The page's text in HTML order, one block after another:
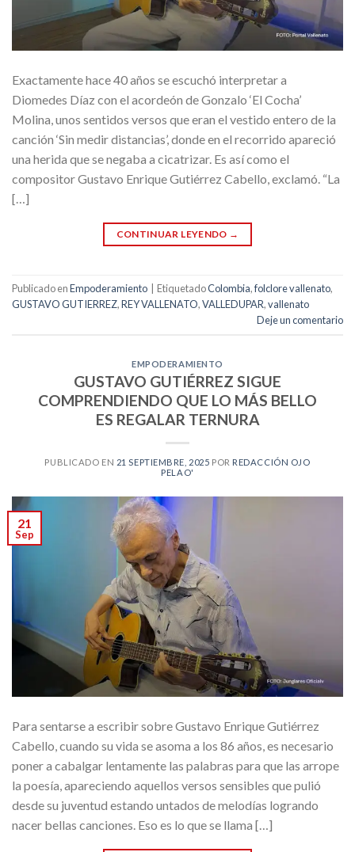
Exactamente hace 40 años se escuchó interpretar a
Diomedes Díaz con el acordeón de Gonzalo ‘El Cocha’
Molina, unos sentidos versos que eran el vestido entero de la
canción ‘Sin medir distancias’, donde en el recorrido apareció
una herida que se negaba a cicatrizar. Es así como el
compositor Gustavo Enrique Gutiérrez Cabello, exclamó. “La
[…]
CONTINUAR LEYENDO →
Publicado enEmpoderamiento EtiquetadoColombia,folclore vallenato,
GUSTAVO GUTIERREZ,REY VALLENATO,VALLEDUPAR,vallenato
Deje un comentario
EMPODERAMIENTO
GUSTAVO GUTIÉRREZ SIGUE
COMPRENDIENDO QUE LO MÁS BELLO
ES REGALAR TERNURA
PUBLICADO EN 21 SEPTIEMBRE, 2025 POR REDACCIÓN OJO
PELAO'
21
Sep
Para sentarse a escribir sobre Gustavo Enrique Gutiérrez
Cabello, cuando su vida se asoma a los 86 años, es necesario
poner a cabalgar lentamente las palabras para que las arrope
la poesía, apareciendo aquellos versos sensibles que pulió
desde su juventud estando untados de melodías logrando
nacer bellas canciones. Eso es lo que se llama […]